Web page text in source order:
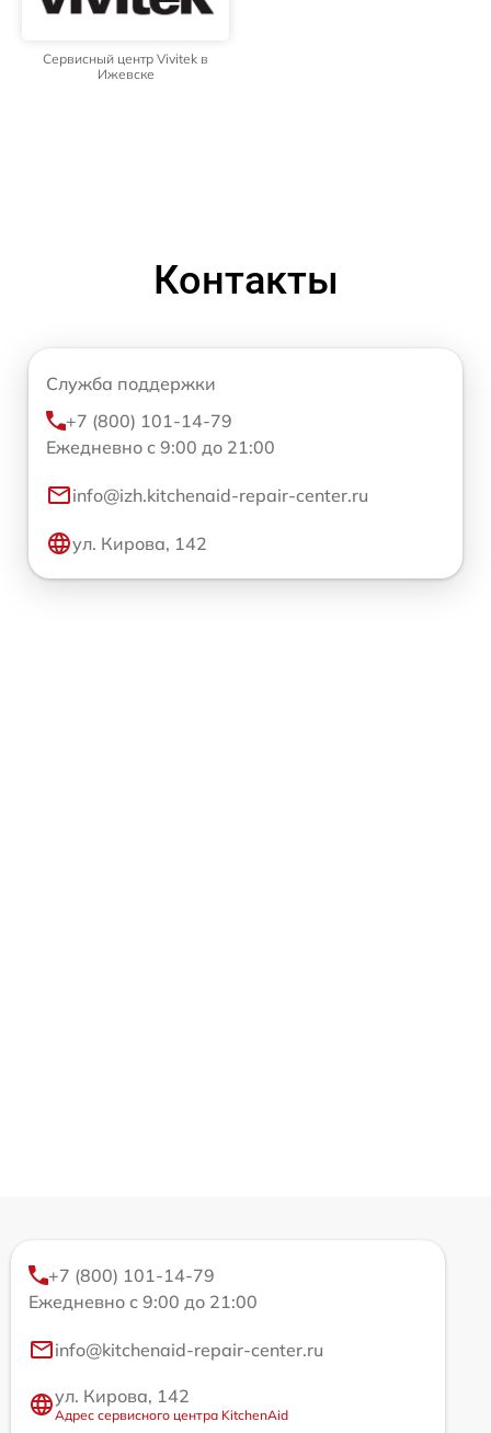
Сервисный центр Vivitek в
Ижевске
Контакты
Служба поддержки
+7 (800) 101-14-79
Ежедневно с 9:00 до 21:00
info@izh.kitchenaid-repair-center.ru
ул. Кирова, 142
+7 (800) 101-14-79
Ежедневно с 9:00 до 21:00
info@kitchenaid-repair-center.ru
ул. Кирова, 142
Адрес сервисного центра KitchenAid